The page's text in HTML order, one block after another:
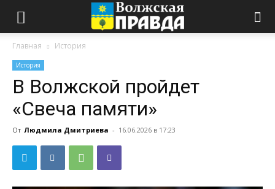
Главная История
История
В Волжской пройдет
«Свеча памяти»
От Людмила Дмитриева - 16.06.2026 в 17:23